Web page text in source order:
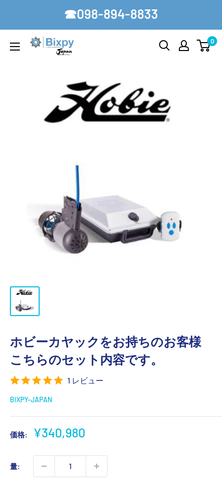
☎098-894-8833
Bixpy-
0
ホビーカヤックをお持ちのお客様
こちらのセット内容です。
1 レビュー
BIXPY-JAPAN
価格:
販
価
格
¥340,980
量: